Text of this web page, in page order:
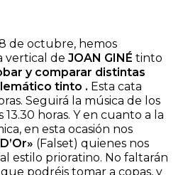
de octubre, hemos
vertical de JOAN GINÉ tinto
y comparar distintas
tinto . Esta cata
Seguirá la música de los
13.30 horas. Y en cuanto a la
en esta ocasión nos
(Falset) quienes nos
estilo prioratino. No faltarán
podréis tomar a copas, y